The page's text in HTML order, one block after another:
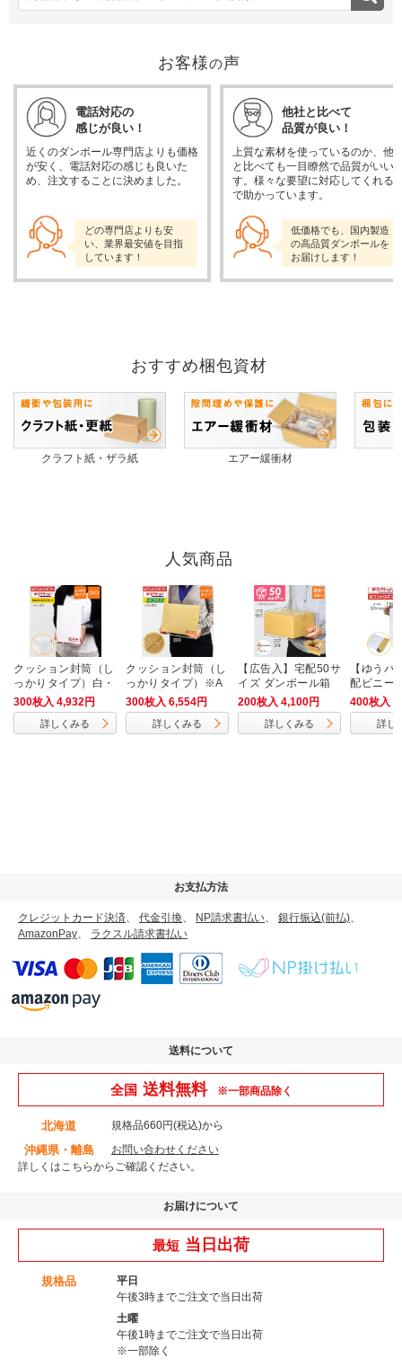
お客様の声
電話対応の
感じが良い！
近くのダンボール専門店よりも価格
が安く、電話対応の感じも良いた
め、注文することに決めました。
どの専門店よりも安
い、業界最安値を目指
しています！
他社と比べて
品質が良い！
上質な素材を使っているのか、他
と比べても一目瞭然で品質がいい
す。様々な要望に対応してくれる
で助かっています。
低価格でも、国内製造
の高品質ダンボールを
お届けします！
おすすめ梱包資材
クラフト紙・ザラ紙 エアー緩衝材
人気商品
クッション封筒（し
っかりタイプ）白・
DVDサイズ
300枚入 4,932円
詳しくみる
クッション封筒（し
っかりタイプ）※A
4不可
300枚入 6,554円
詳しくみる
【広告入】宅配50サ
イズ ダンボール箱
200枚入 4,100円
詳しくみる
【ゆうパ
配ビニー
サイズ）
400枚入
詳し
お支払方法
クレジットカード決済、 代金引換、 NP請求書払い、 銀行振込(前払)、
AmazonPay、 ラクスル請求書払い
送料について
全国 送料無料 ※一部商品除く
北海道 規格品660円(税込)から
沖縄県・離島
お問い合わせください
詳しくはこちらからご確認ください。
お届けについて
最短 当日出荷
規格品
平日
午後3時までご注文で当日出荷
土曜
午後1時までご注文で当日出荷
※一部除く